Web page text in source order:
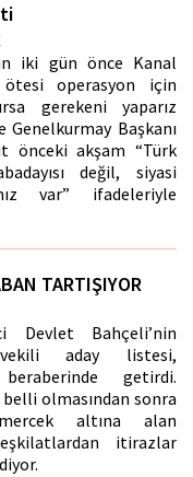
iki gün önce Kanal
operasyon için
gerekeni yaparız
Başkanı
önceki akşam “Türk
değil, siyasi
var” ifadeleriyle
TARTIŞIYOR
Devlet Bahçeli’nin
aday listesi,
getirdi.
olmasından sonra
altına alan
itirazlar